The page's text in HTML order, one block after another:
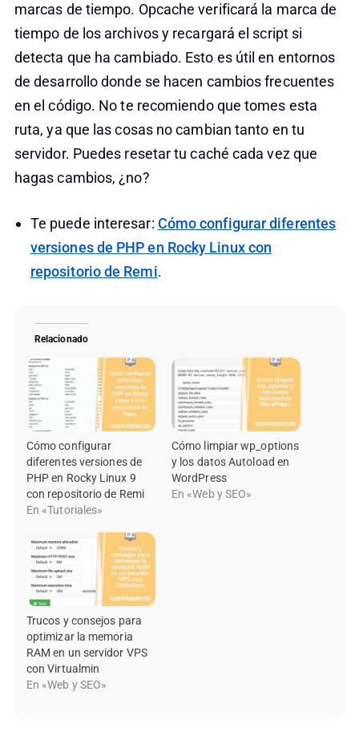
marcas de tiempo. Opcache verificará la marca de
tiempo de los archivos y recargará el script si
detecta que ha cambiado. Esto es útil en entornos
de desarrollo donde se hacen cambios frecuentes
en el código. No te recomiendo que tomes esta
ruta, ya que las cosas no cambian tanto en tu
servidor. Puedes resetar tu caché cada vez que
hagas cambios, ¿no?
Te puede interesar: Cómo configurar diferentes
versiones de PHP en Rocky Linux con
repositorio de Remi.
Relacionado
Cómo configurar
diferentes versiones de
PHP en Rocky Linux 9
con repositorio de Remi
En «Tutoriales»
Cómo limpiar wp_options
y los datos Autoload en
WordPress
En «Web y SEO»
Trucos y consejos para
optimizar la memoria
RAM en un servidor VPS
con Virtualmin
En «Web y SEO»